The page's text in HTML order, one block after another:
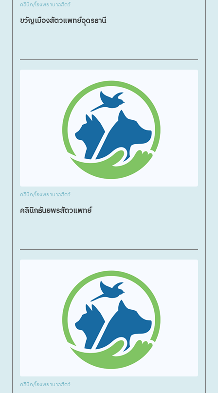
คลินิก/โรงพยาบาลสัตว์
ขวัญเมืองสัตวแพทย์อุดรธานี
คลินิก/โรงพยาบาลสัตว์
คลินิกธันยพรสัตวแพทย์
คลินิก/โรงพยาบาลสัตว์